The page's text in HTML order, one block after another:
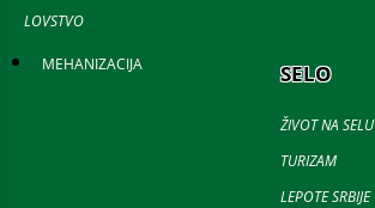
LOVSTVO
MEHANIZACIJA SELO
ŽIVOT NA SELU
TURIZAM
LEPOTE SRBIJE